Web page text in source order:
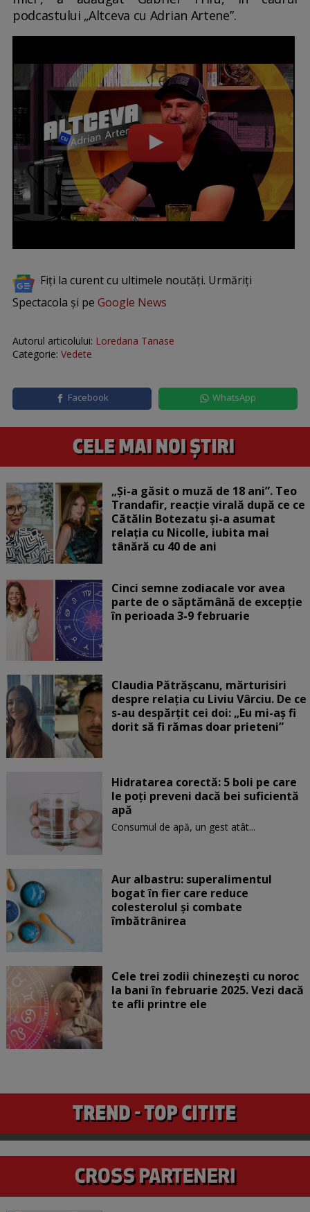
podcastului „Altceva cu Adrian Artene”.
Fiți la curent cu ultimele noutăți. Urmăriți
Spectacola și pe Google News
Autorul articolului: Loredana Tanase
Categorie: Vedete
Facebook WhatsApp
„Și-a găsit o muză de 18 ani”. Teo
Trandafir, reacție virală după ce ce
Cătălin Botezatu și-a asumat
relația cu Nicolle, iubita mai
tânără cu 40 de ani
Cinci semne zodiacale vor avea
parte de o săptămână de excepție
în perioada 3-9 februarie
Claudia Pătrășcanu, mărturisiri
despre relația cu Liviu Vârciu. De ce
s-au despărțit cei doi: „Eu mi-aș fi
dorit să fi rămas doar prieteni”
Hidratarea corectă: 5 boli pe care
le poți preveni dacă bei suficientă
apă
Consumul de apă, un gest atât...
Aur albastru: superalimentul
bogat în fier care reduce
colesterolul și combate
îmbătrânirea
Cele trei zodii chinezești cu noroc
la bani în februarie 2025. Vezi dacă
te afli printre ele